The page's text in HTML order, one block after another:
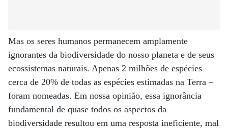
Mas os seres humanos permanecem amplamente
ignorantes da biodiversidade do nosso planeta e de seus
ecossistemas naturais. Apenas 2 milhões de espécies –
cerca de 20% de todas as espécies estimadas na Terra –
foram nomeadas. Em nossa opinião, essa ignorância
fundamental de quase todos os aspectos da
biodiversidade resultou em uma resposta ineficiente, mal